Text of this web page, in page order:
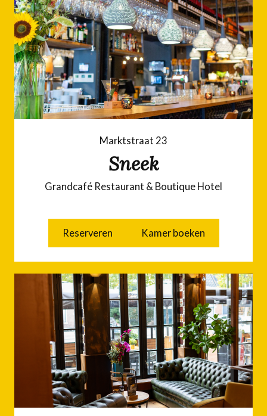
Marktstraat 23
Sneek
Grandcafé Restaurant & Boutique Hotel
Reserveren Kamer boeken